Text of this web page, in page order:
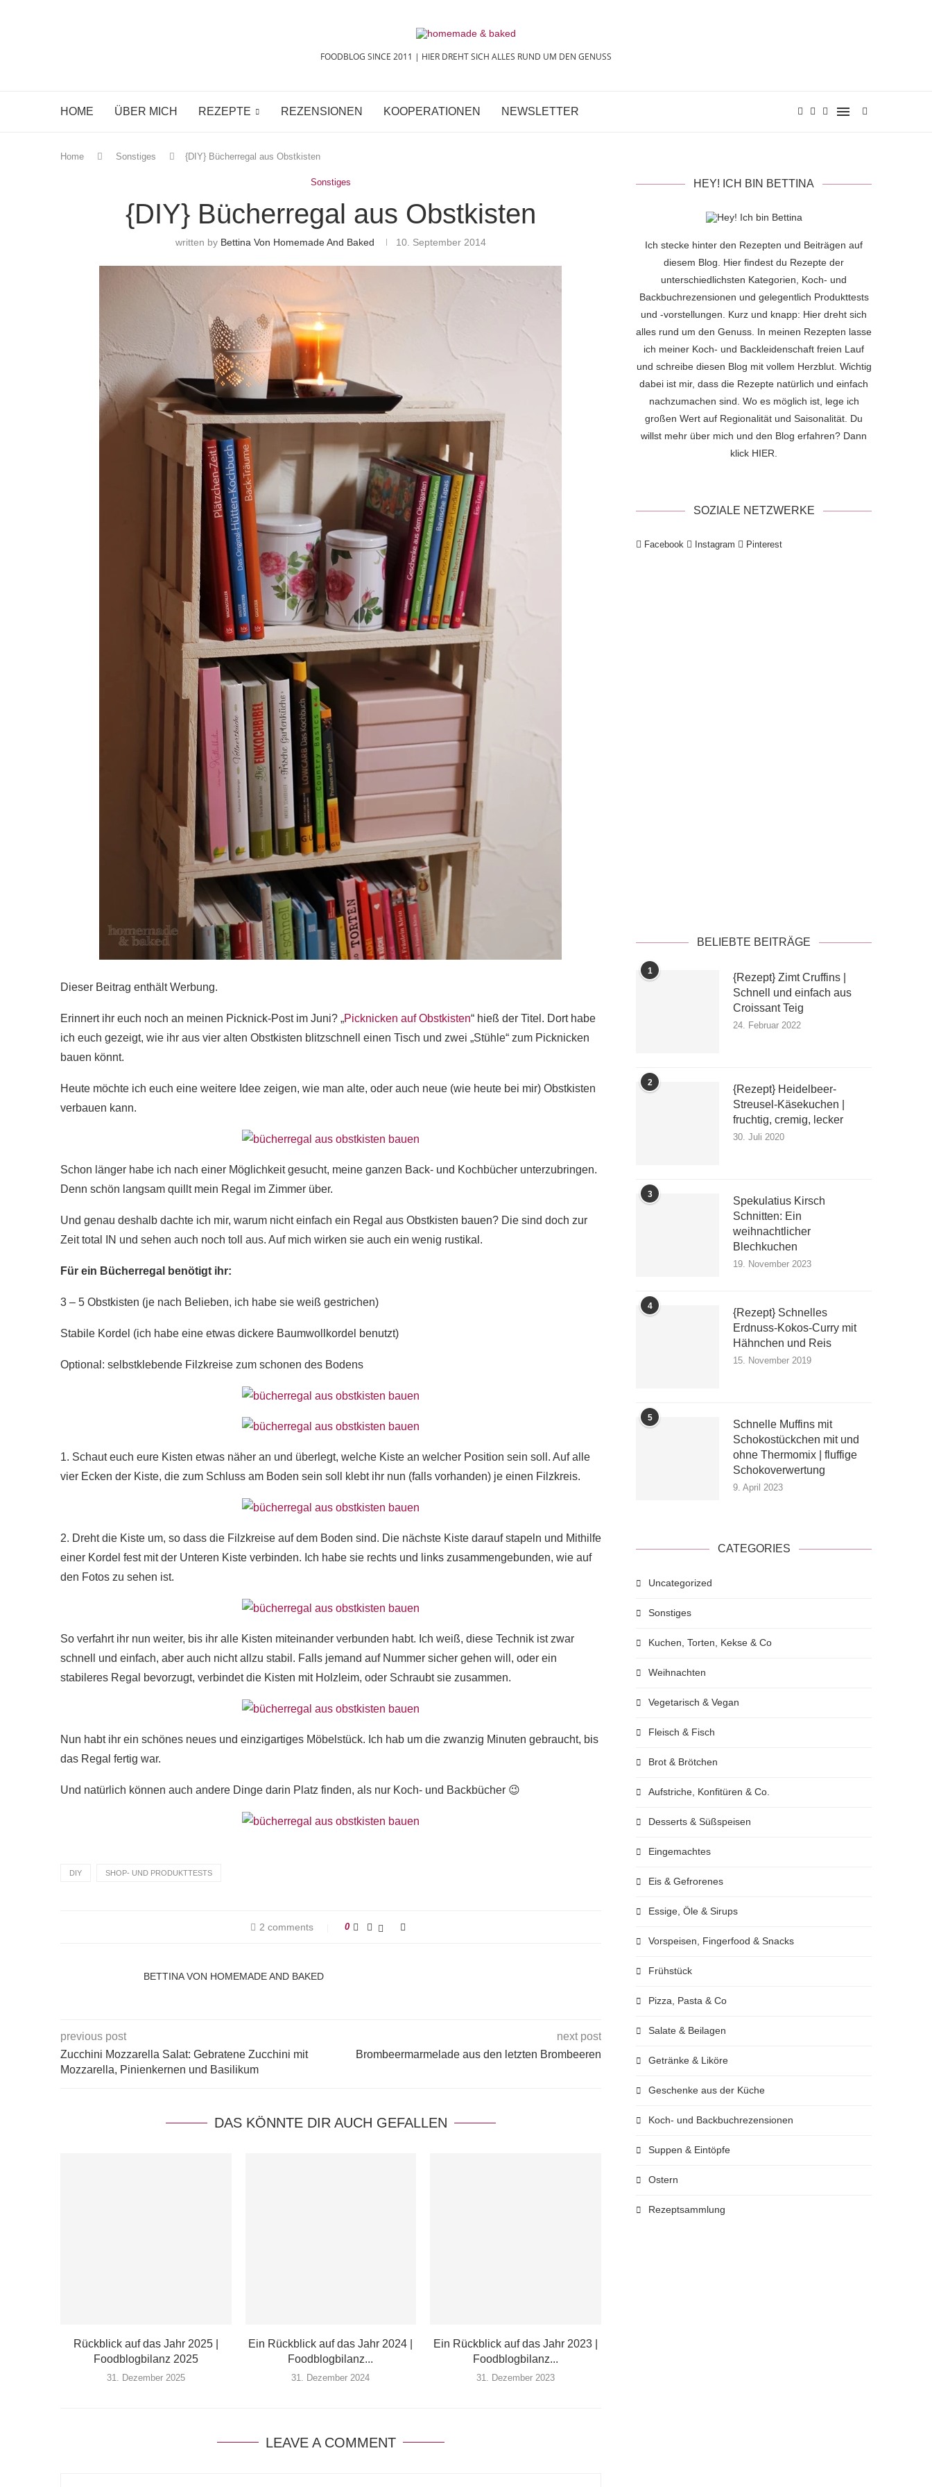
FOODBLOG SINCE 2011 | HIER DREHT SICH ALLES RUND UM DEN GENUSS
HOME ÜBER MICH REZEPTE REZENSIONEN KOOPERATIONEN NEWSLETTER
Home Sonstiges {DIY} Bücherregal aus Obstkisten
Sonstiges
{DIY} Bücherregal aus Obstkisten
written by Bettina Von Homemade And Baked 10. September 2014
Dieser Beitrag enthält Werbung.
Erinnert ihr euch noch an meinen Picknick-Post im Juni? „Picknicken auf Obstkisten“ hieß der Titel. Dort habe
ich euch gezeigt, wie ihr aus vier alten Obstkisten blitzschnell einen Tisch und zwei „Stühle“ zum Picknicken
bauen könnt.
Heute möchte ich euch eine weitere Idee zeigen, wie man alte, oder auch neue (wie heute bei mir) Obstkisten
verbauen kann.
Schon länger habe ich nach einer Möglichkeit gesucht, meine ganzen Back- und Kochbücher unterzubringen.
Denn schön langsam quillt mein Regal im Zimmer über.
Und genau deshalb dachte ich mir, warum nicht einfach ein Regal aus Obstkisten bauen? Die sind doch zur
Zeit total IN und sehen auch noch toll aus. Auf mich wirken sie auch ein wenig rustikal.
Für ein Bücherregal benötigt ihr:
3 – 5 Obstkisten (je nach Belieben, ich habe sie weiß gestrichen)
Stabile Kordel (ich habe eine etwas dickere Baumwollkordel benutzt)
Optional: selbstklebende Filzkreise zum schonen des Bodens
1. Schaut euch eure Kisten etwas näher an und überlegt, welche Kiste an welcher Position sein soll. Auf alle
vier Ecken der Kiste, die zum Schluss am Boden sein soll klebt ihr nun (falls vorhanden) je einen Filzkreis.
2. Dreht die Kiste um, so dass die Filzkreise auf dem Boden sind. Die nächste Kiste darauf stapeln und Mithilfe
einer Kordel fest mit der Unteren Kiste verbinden. Ich habe sie rechts und links zusammengebunden, wie auf
den Fotos zu sehen ist.
So verfahrt ihr nun weiter, bis ihr alle Kisten miteinander verbunden habt. Ich weiß, diese Technik ist zwar
schnell und einfach, aber auch nicht allzu stabil. Falls jemand auf Nummer sicher gehen will, oder ein
stabileres Regal bevorzugt, verbindet die Kisten mit Holzleim, oder Schraubt sie zusammen.
Nun habt ihr ein schönes neues und einzigartiges Möbelstück. Ich hab um die zwanzig Minuten gebraucht, bis
das Regal fertig war.
Und natürlich können auch andere Dinge darin Platz finden, als nur Koch- und Backbücher 😉
DIY SHOP- UND PRODUKTTESTS
2 comments 0
BETTINA VON HOMEMADE AND BAKED
previous post
Zucchini Mozzarella Salat: Gebratene Zucchini mit
Mozzarella, Pinienkernen und Basilikum
next post
Brombeermarmelade aus den letzten Brombeeren
DAS KÖNNTE DIR AUCH GEFALLEN
Rückblick auf das Jahr 2025 |
Foodblogbilanz 2025
31. Dezember 2025
Ein Rückblick auf das Jahr 2024 |
Foodblogbilanz...
31. Dezember 2024
Ein Rückblick auf das Jahr 2023 |
Foodblogbilanz...
31. Dezember 2023
LEAVE A COMMENT
HEY! ICH BIN BETTINA
Ich stecke hinter den Rezepten und Beiträgen auf
diesem Blog. Hier findest du Rezepte der
unterschiedlichsten Kategorien, Koch- und
Backbuchrezensionen und gelegentlich Produkttests
und -vorstellungen. Kurz und knapp: Hier dreht sich
alles rund um den Genuss. In meinen Rezepten lasse
ich meiner Koch- und Backleidenschaft freien Lauf
und schreibe diesen Blog mit vollem Herzblut. Wichtig
dabei ist mir, dass die Rezepte natürlich und einfach
nachzumachen sind. Wo es möglich ist, lege ich
großen Wert auf Regionalität und Saisonalität. Du
willst mehr über mich und den Blog erfahren? Dann
klick HIER
SOZIALE NETZWERKE
Facebook Instagram Pinterest
BELIEBTE BEITRÄGE
1
{Rezept} Zimt Cruffins |
Schnell und einfach aus
Croissant Teig
24. Februar 2022
2
{Rezept} Heidelbeer-
Streusel-Käsekuchen |
fruchtig, cremig, lecker
30. Juli 2020
3
Spekulatius Kirsch
Schnitten: Ein
weihnachtlicher
Blechkuchen
19. November 2023
4
{Rezept} Schnelles
Erdnuss-Kokos-Curry mit
Hähnchen und Reis
15. November 2019
5
Schnelle Muffins mit
Schokostückchen mit und
ohne Thermomix | fluffige
Schokoverwertung
9. April 2023
CATEGORIES
Uncategorized
Sonstiges
Kuchen, Torten, Kekse & Co
Weihnachten
Vegetarisch & Vegan
Fleisch & Fisch
Brot & Brötchen
Aufstriche, Konfitüren & Co.
Desserts & Süßspeisen
Eingemachtes
Eis & Gefrorenes
Essige, Öle & Sirups
Vorspeisen, Fingerfood & Snacks
Frühstück
Pizza, Pasta & Co
Salate & Beilagen
Getränke & Liköre
Geschenke aus der Küche
Koch- und Backbuchrezensionen
Suppen & Eintöpfe
Ostern
Rezeptsammlung